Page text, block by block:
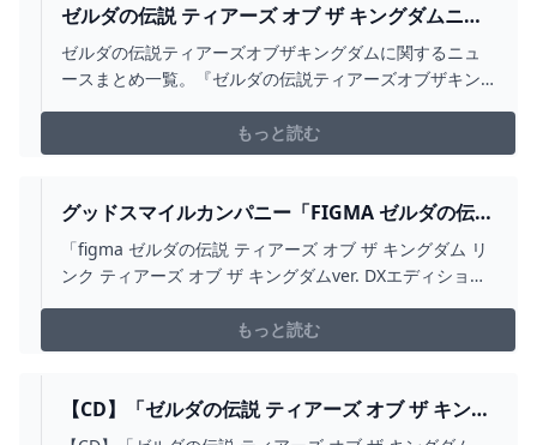
ゼルダの伝説 ティアーズ オブ ザ キングダムニュ
ースまとめ インサイド
ゼルダの伝説ティアーズオブザキングダムに関するニュ
ースまとめ一覧。『ゼルダの伝説ティアーズオブザキン
もっと読む
グッドスマイルカンパニー「FIGMA ゼルダの伝説
ティアーズ オブ ザ キングダム リンク ティアーズ
オブ ザ キングダムVER. DXエディション」が1
「figma ゼルダの伝説 ティアーズ オブ ザ キングダム リ
ンク ティアーズ オブ ザ キングダムver. DXエディショ
もっと読む
【CD】「ゼルダの伝説 ティアーズ オブ ザ キング
ダム」オリジナルサウンドトラック初回数量限定